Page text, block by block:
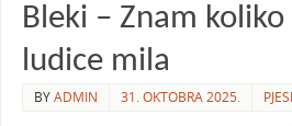
Bleki – Znam
ludice mila
BYADMIN 31. OKTOBRA 2025.